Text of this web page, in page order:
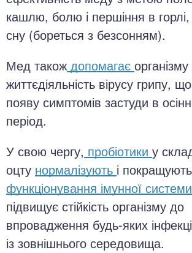
кашлю, болю і першіння в горлі,
сну (бореться з безсонням).
Мед також допомагає
життєдіяльність вірусу грипу,
появу симптомів застуди в
період.
У свою чергу, пробіотики у
оцту нормалізують і покращують
функціонування імунної системи
підвищує стійкість організму до
впровадження будь-яких
із зовнішнього середовища.